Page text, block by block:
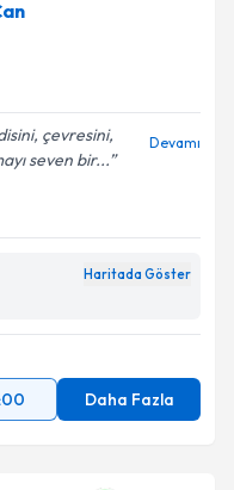
çevresini,
seven bir...
Devamı
Haritada Göster
Daha Fazla